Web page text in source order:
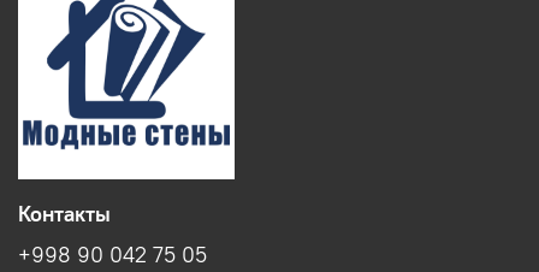
Контакты
+998 90 042 75 05